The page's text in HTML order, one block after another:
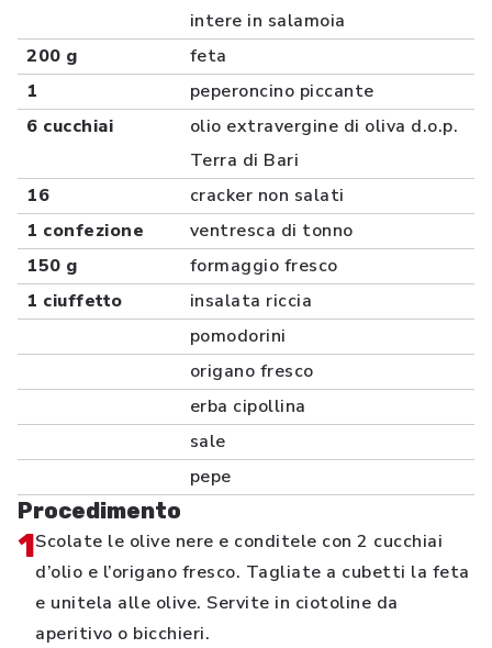
intere in salamoia
200 g
feta
1
peperoncino piccante
6 cucchiai
olio extravergine di oliva d.o.p.
Terra di Bari
16
cracker non salati
1 confezione
ventresca di tonno
150 g
formaggio fresco
1 ciuffetto
insalata riccia
pomodorini
origano fresco
erba cipollina
sale
pepe
Procedimento
1Scolate le olive nere e conditele con 2 cucchiai
d’olio e l’origano fresco. Tagliate a cubetti la feta
e unitela alle olive. Servite in ciotoline da
aperitivo o bicchieri.